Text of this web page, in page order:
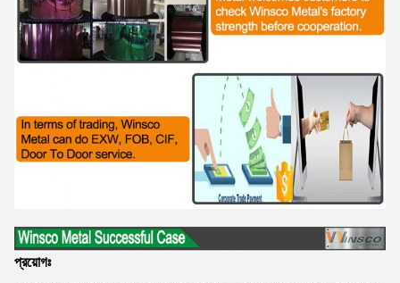
প্রয়োগঃ